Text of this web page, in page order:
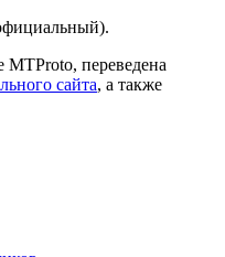
MTProto, переведена
сайта, а также